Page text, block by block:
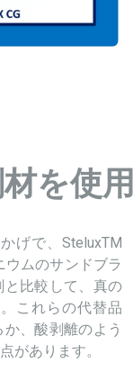
を使
げで、SteluxTM
ウムのサンドブラ
比較して、真の
これらの代替品
、酸剥離のよう
があります。